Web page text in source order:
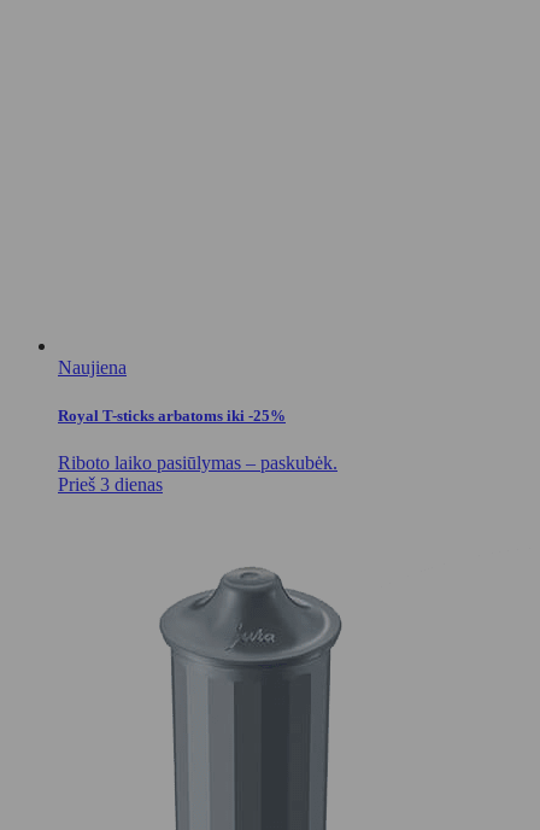
Naujiena
Royal T-sticks arbatoms iki -25%
Riboto laiko pasiūlymas – paskubėk.
Prieš 3 dienas